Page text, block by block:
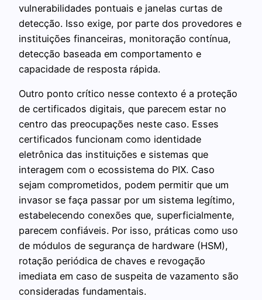
vulnerabilidades pontuais e janelas curtas de
detecção. Isso exige, por parte dos provedores e
instituições financeiras, monitoração contínua,
detecção baseada em comportamento e
capacidade de resposta rápida.
Outro ponto crítico nesse contexto é a proteção
de certificados digitais, que parecem estar no
centro das preocupações neste caso. Esses
certificados funcionam como identidade
eletrônica das instituições e sistemas que
interagem com o ecossistema do PIX. Caso
sejam comprometidos, podem permitir que um
invasor se faça passar por um sistema legítimo,
estabelecendo conexões que, superficialmente,
parecem confiáveis. Por isso, práticas como uso
de módulos de segurança de hardware (HSM),
rotação periódica de chaves e revogação
imediata em caso de suspeita de vazamento são
consideradas fundamentais.